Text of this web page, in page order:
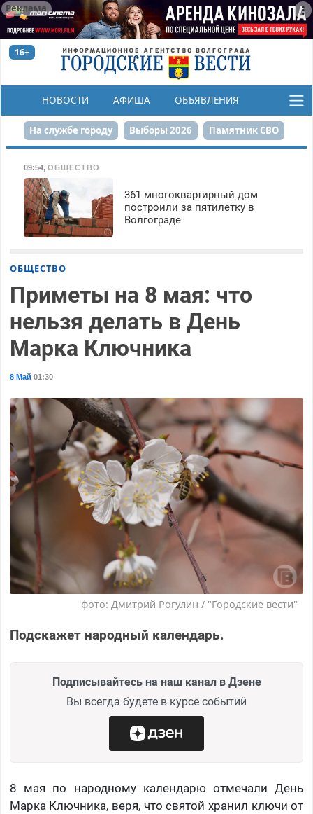
Реклама
16+
НОВОСТИ АФИША ОБЪЯВЛЕНИЯ
КОНКУРСЫ
На службе городу Выборы 2026 Памятник СВО
Набережная День Победы Реконструкция ЦПКиО
80-летие Победы Парк Героев-летчиков
09:54, ОБЩЕСТВО
361 многоквартирный дом
построили за пятилетку в
Волгограде
ОБЩЕСТВО
Приметы на 8 мая: что
нельзя делать в День
Марка Ключника
8 Май 01:30
фото: Дмитрий Рогулин / "Городские вести"
Подскажет народный календарь.
Подписывайтесь на наш канал в Дзене
Вы всегда будете в курсе событий
8 мая по народному календарю отмечали День
Марка Ключника, веря, что святой хранил ключи от